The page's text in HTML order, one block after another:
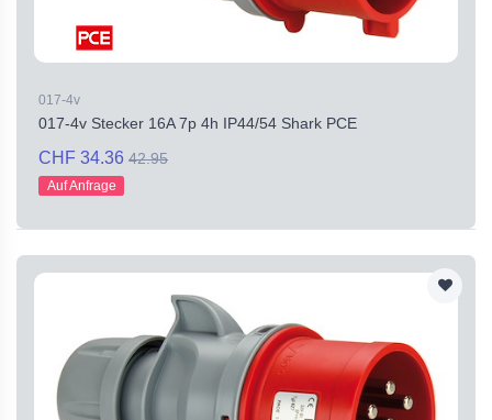
017-4v
017-4v Stecker 16A 7p 4h IP44/54 Shark PCE
CHF 34.36 42.95
Auf Anfrage